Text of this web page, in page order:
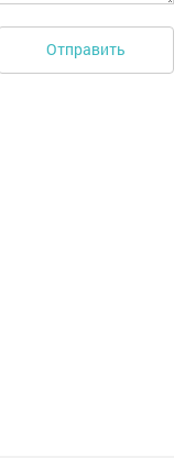
Отправить